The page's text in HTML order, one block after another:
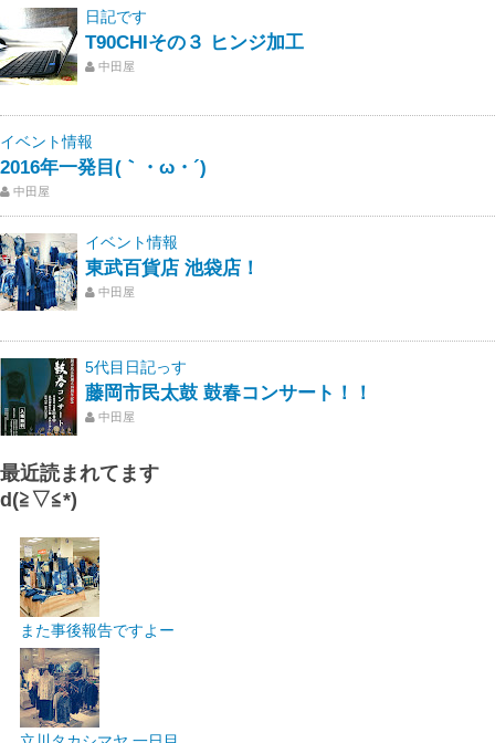
日記です
T90CHIその３ ヒンジ加工
中田屋
イベント情報
2016年一発目(｀・ω・´)ゝ
中田屋
イベント情報
東武百貨店 池袋店！
中田屋
5代目日記っす
藤岡市民太鼓 鼓春コンサート！！
中田屋
最近読まれてます
d(≧▽≦*)
また事後報告ですよー